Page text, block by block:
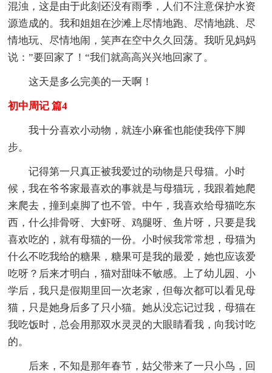
混浊，这是由于此刻还没有雨季，人们不注意保护水资
源造成的。我和姐姐在沙滩上尽情地跑、尽情地跳、尽
情地玩、尽情地闹，笑声在空中久久回荡。我听见妈妈
说：”要回家了！“我们就高高兴兴地回家了。
这天是多么完美的一天啊！
初中周记 篇4
我十分喜欢小动物，就连小麻雀也能使我停下脚
步。
记得第一只真正被我爱过的动物是只母猫。小时
候，我在爷爷家最喜欢的事就是与母猫玩，我跟着她爬
来爬去，撞到桌脚了也不管。中午，我喜欢给母猫吃东
西，什么排骨呀、大虾呀、鸡腿呀、鱼片呀，只要是我
喜欢吃的，就有母猫的一份。小时候我常常想，母猫为
什么不吃我给的糖果，糖果可是我的最爱，她也应该爱
吃呀？后来才明白，猫对甜味不敏感。上了幼儿园、小
学后，我只是假期里回一次老家，但每次都可以看见母
猫，只是她身后多了只小猫。她从没忘记过我，母猫在
我吃饭时，总会用那双水灵灵的大眼睛看我，向我讨吃
的。
后来，不知是那年春节，姑父带来了一只小鸟，回